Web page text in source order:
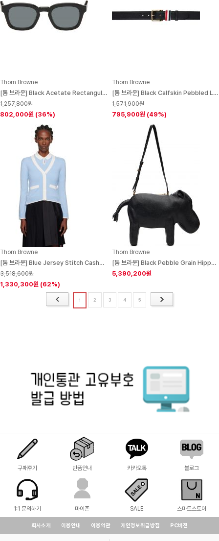
Thom Browne
[톰 브라운] Black Acetate Rectangular Sunglasses 261381M134011
1,257,800원
802,000원 (36%)
Thom Browne
[톰 브라운] Black Calfskin Pebbled Leather Belt 242381M131000
1,571,900원
795,900원 (49%)
Thom Browne
[톰 브라운] Blue Jersey Stitch Cashmere V-Neck Cardigan 252381F095006
3,518,600원
1,330,300원 (62%)
Thom Browne
[톰 브라운] Black Pebble Grain Hippo Baguette Bag 252381M170004
5,390,200원
1 2 3 4 5
구매후기 반품안내 카카오톡 블로그
1:1 문의하기 마이존 SALE 스마트스토어
회사소개 이용안내 이용약관 개인정보취급방침 PC버전